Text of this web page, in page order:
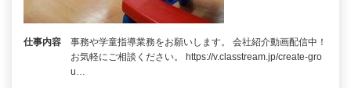
仕事内容
事務や学童指導業務をお願いします。 会社紹介動画配信中！
お気軽にご相談ください。 https://v.classtream.jp/create-gro
u…